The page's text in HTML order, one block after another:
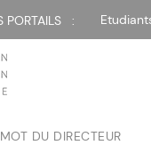
PORTAILS :
DU DIRECTEUR